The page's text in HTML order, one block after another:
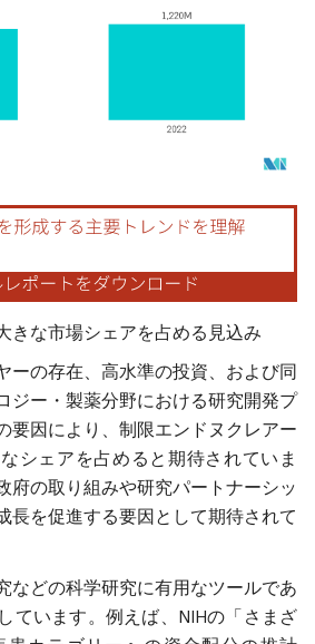
再利用にはCC BY 4.0の表示が必要です。
きな市場シェアを占める見込み
ーの存在、高水準の投資、および同
ジー・製薬分野における研究開発プ
要因により、制限エンドヌクレアー
シェアを占めると期待されていま
府の取り組みや研究パートナーシッ
長を促進する要因として期待されて
などの科学研究に有用なツールであ
ています。例えば、NIHの「さまざ